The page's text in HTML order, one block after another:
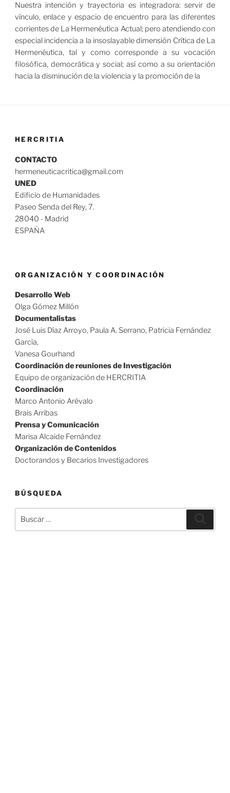
Nuestra intención y trayectoria es integradora: servir de
vínculo, enlace y espacio de encuentro para las diferentes
corrientes de La Hermenéutica Actual; pero atendiendo con
especial incidencia a la insoslayable dimensión Crítica de La
Hermenéutica, tal y como corresponde a su vocación
filosófica, democrática y social; así como a su orientación
hacia la disminución de la violencia y la promoción de la
HERCRITIA
CONTACTO
hermeneuticacritica@gmail.com
UNED
Edificio de Humanidades
Paseo Senda del Rey, 7.
28040 - Madrid
ESPAÑA
ORGANIZACIÓN Y COORDINACIÓN
Desarrollo Web
Olga Gómez Millón
Documentalistas
José Luis Díaz Arroyo, Paula A. Serrano, Patricia Fernández
García,
Vanesa Gourhand
Coordinación de reuniones de Investigación
Equipo de organización de HERCRITIA
Coordinación
Marco Antonio Arévalo
Brais Arribas
Prensa y Comunicación
Marisa Alcaide Fernández
Organización de Contenidos
Doctorandos y Becarios Investigadores
BÚSQUEDA
por: